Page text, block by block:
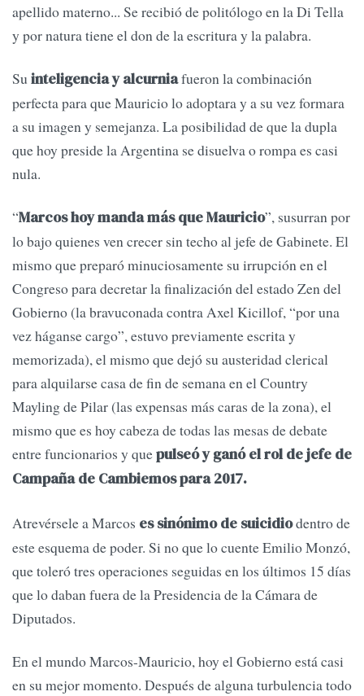
apellido materno... Se recibió de politólogo en la Di Tella
y por natura tiene el don de la escritura y la palabra.
Suinteligencia y alcurniafueron la combinación
perfecta para que Mauricio lo adoptara y a su vez formara
a su imagen y semejanza. La posibilidad de que la dupla
que hoy preside la Argentina se disuelva o rompa es casi
nula.
“Marcos hoy manda más que Mauricio”, susurran por
lo bajo quienes ven crecer sin techo al jefe de Gabinete. El
mismo que preparó minuciosamente su irrupción en el
Congreso para decretar la finalización del estado Zen del
Gobierno (la bravuconada contra Axel Kicillof, “por una
vez háganse cargo”, estuvo previamente escrita y
memorizada), el mismo que dejó su austeridad clerical
para alquilarse casa de fin de semana en el Country
Mayling de Pilar (las expensas más caras de la zona), el
mismo que es hoy cabeza de todas las mesas de debate
entre funcionarios y quepulseó y ganó el rol de jefe de
Campaña de Cambiemos para 2017.
Atrevérsele a Marcos es sinónimo de suicidiodentro de
este esquema de poder. Si no que lo cuente Emilio Monzó,
que toleró tres operaciones seguidas en los últimos 15 días
que lo daban fuera de la Presidencia de la Cámara de
Diputados.
En el mundo Marcos-Mauricio, hoy el Gobierno está casi
en su mejor momento. Después de alguna turbulencia todo